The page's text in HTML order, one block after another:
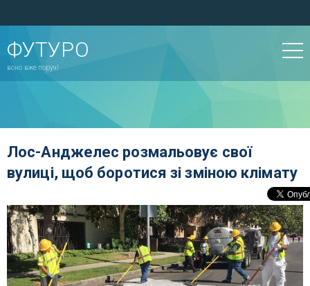
ФУТУРО
воно вже поруч!
Лос-Анджелес розмальовує свої
вулиці, щоб боротися зі зміною клімату